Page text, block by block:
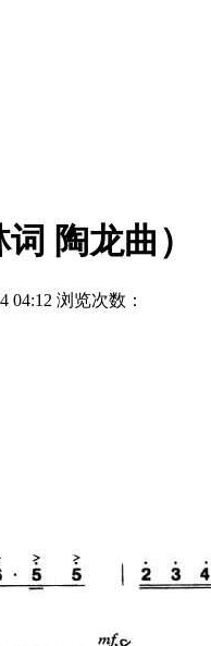
陶龙曲）
04:12 浏览次数：